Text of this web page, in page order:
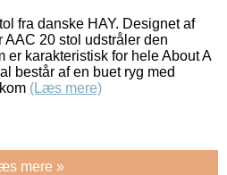
fra danske HAY. Designet af
AAC 20 stol udstråler den
er karakteristisk for hele About A
består af en buet ryg med
(Læs mere)
mere »